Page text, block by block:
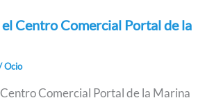
Centro Comercial Portal de la
Ocio
Comercial Portal de la Marina